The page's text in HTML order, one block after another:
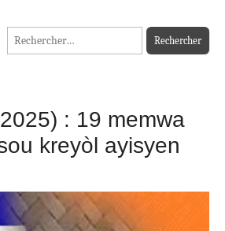
Rechercher :
: 19 memwa
kreyòl ayisyen